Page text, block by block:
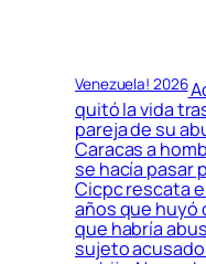
Venezuela! 2026
quitó la vida
pareja de su
Caracas a
se hacía pasar
Cicpc rescata
años que huyó
que habría
sujeto